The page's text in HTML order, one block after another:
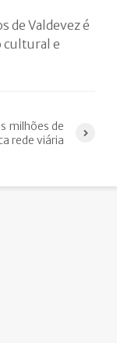
de Valdevez é
cultural e
milhões de
rede viária